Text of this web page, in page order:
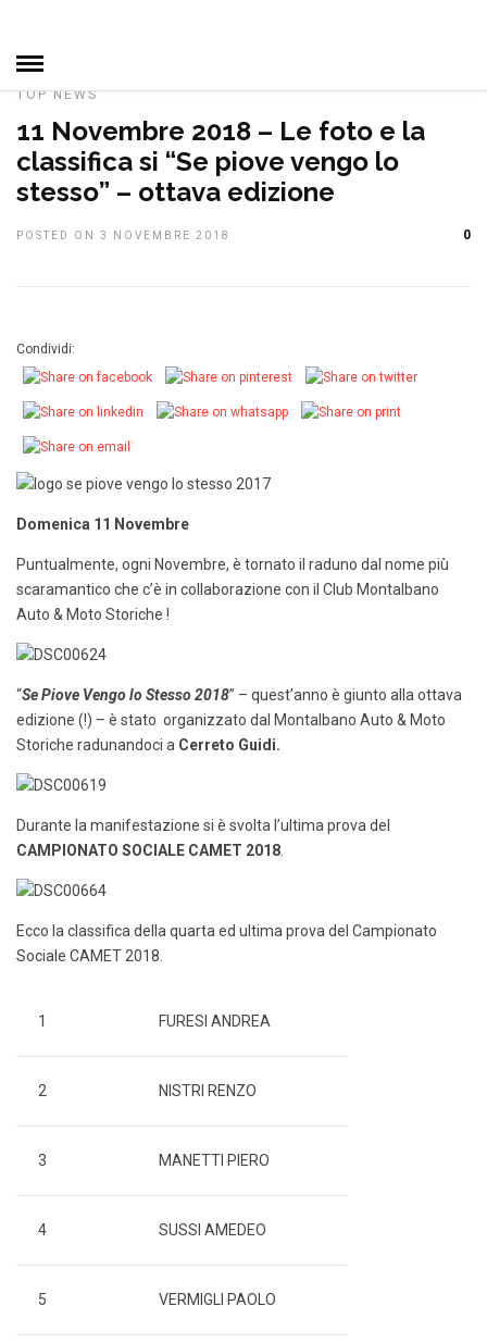
MANIFESTAZIONI
TOP NEWS
11 Novembre 2018 – Le foto e la
classifica si “Se piove vengo lo
stesso” – ottava edizione
POSTED ON 3 NOVEMBRE 2018 0
Condividi:
Domenica 11 Novembre
Puntualmente, ogni Novembre, è tornato il raduno dal nome più
scaramantico che c’è in collaborazione con il Club Montalbano
Auto & Moto Storiche !
“Se Piove Vengo lo Stesso 2018” – quest’anno è giunto alla ottava
edizione (!) – è stato organizzato dal Montalbano Auto & Moto
Storiche radunandoci a Cerreto Guidi.
Durante la manifestazione si è svolta l’ultima prova del
CAMPIONATO SOCIALE CAMET 2018
Ecco la classifica della quarta ed ultima prova del Campionato
Sociale CAMET 2018.
1 FURESI ANDREA
2 NISTRI RENZO
3 MANETTI PIERO
4 SUSSI AMEDEO
5 VERMIGLI PAOLO